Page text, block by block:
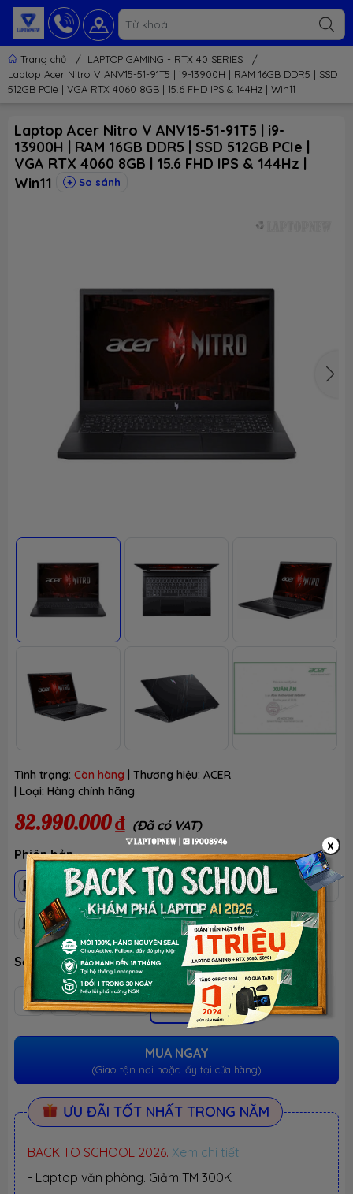
Trang chủ / LAPTOP GAMING - RTX 40 SERIES
/
Laptop Acer Nitro V ANV15-51-91T5 | i9-13900H | RAM 16GB DDR5 | SSD
512GB PCIe | VGA RTX 4060 8GB | 15.6 FHD IPS & 144Hz | Win11
Laptop Acer Nitro V ANV15-51-91T5 | i9-
13900H | RAM 16GB DDR5 | SSD 512GB PCIe |
VGA RTX 4060 8GB | 15.6 FHD IPS & 144Hz |
Win11
So sánh
Tình trạng: Còn hàng | Thương hiệu: ACER
| Loại: Hàng chính hãng
32.990.000 ₫ (Đã có VAT)
Phiên bản
RAM 32GB + SSD 1TB RAM 16GB + SSD 1TB
RAM 32GB + SSD 2TB
Số lượng
Thêm vào giỏ
MUA NGAY
(Giao tận nơi hoặc lấy tại cửa hàng)
ƯU ĐÃI TỐT NHẤT TRONG NĂM
BACK TO SCHOOL 2026. Xem chi tiết
- Laptop văn phòng. Giảm TM 300K
x